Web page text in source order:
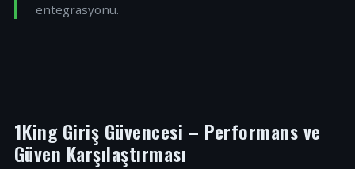
entegrasyonu.
1King Giriş Güvencesi – Performans ve
Güven Karşılaştırması